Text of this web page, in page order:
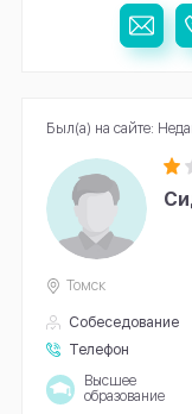
Собеседование
Телефон
Томск
Высшее
образование
Был(а) на сайте: